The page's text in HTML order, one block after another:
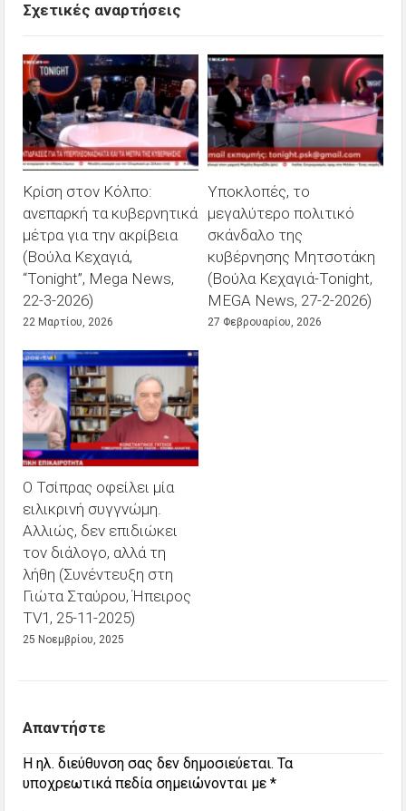
Σχετικές αναρτήσεις
Κρίση στον Κόλπο:
ανεπαρκή τα κυβερνητικά
μέτρα για την ακρίβεια
(Βούλα Κεχαγιά,
“Tonight”, Mega News,
22-3-2026)
22 Μαρτίου, 2026
Υποκλοπές, το
μεγαλύτερο πολιτικό
σκάνδαλο της
κυβέρνησης Μητσοτάκη
(Βούλα Κεχαγιά-Tonight,
MEGA News, 27-2-2026)
27 Φεβρουαρίου, 2026
Ο Τσίπρας οφείλει μία
ειλικρινή συγγνώμη.
Αλλιώς, δεν επιδιώκει
τον διάλογο, αλλά τη
λήθη (Συνέντευξη στη
Γιώτα Σταύρου, Ήπειρος
TV1, 25-11-2025)
25 Νοεμβρίου, 2025
Απαντήστε
Η ηλ. διεύθυνση σας δεν δημοσιεύεται. Τα
υποχρεωτικά πεδία σημειώνονται με*